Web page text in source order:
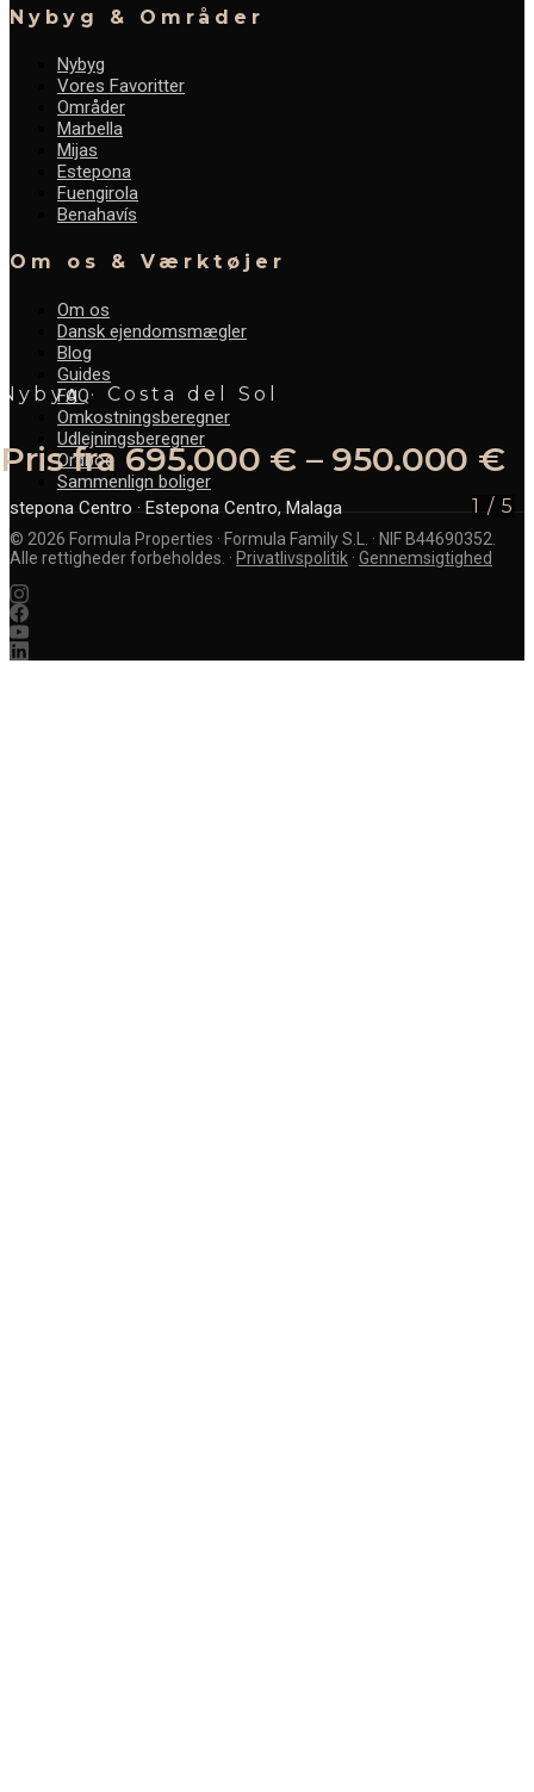
Nybyg · Costa del Sol
Pris fra 695.000 € – 950.000 €
Estepona Centro · Estepona Centro, Malaga 1 /5
Nybyg & Områder
Nybyg
Vores Favoritter
Områder
Marbella
Mijas
Estepona
Fuengirola
Benahavís
Om os & Værktøjer
Om os
Dansk ejendomsmægler
Blog
Guides
FAQ
Omkostningsberegner
Udlejningsberegner
Ordbog
Sammenlign boliger
© 2026 Formula Properties · Formula Family S.L. · NIF B44690352.
Alle rettigheder forbeholdes. · Privatlivspolitik · Gennemsigtighed